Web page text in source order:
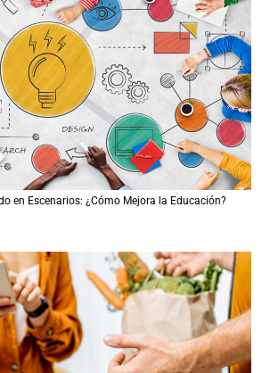
en Escenarios: ¿Cómo Mejora la Educación?